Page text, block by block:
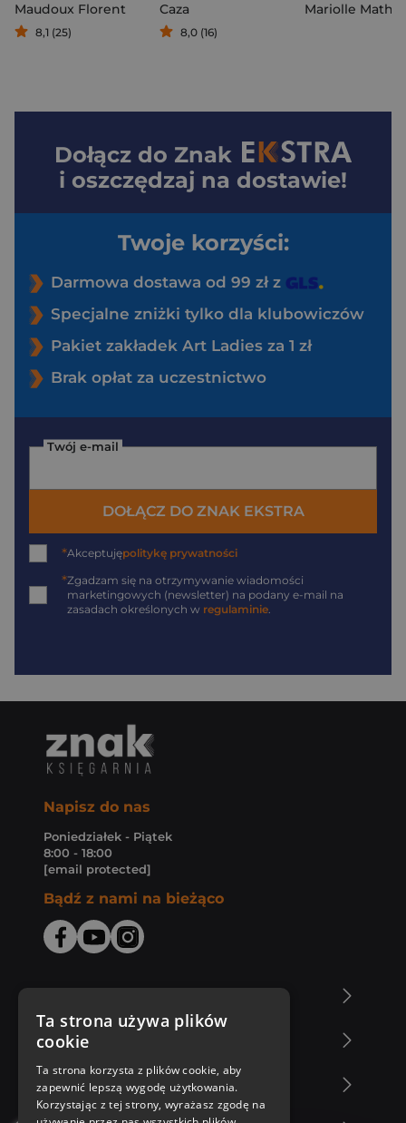
Maudoux Florent
8,1 (25)
Caza
8,0 (16)
Mariolle
Dołącz do Znak
i oszczędzaj na dostawie!
Twoje korzyści:
Darmowa dostawa od 99 zł z
Specjalne zniżki tylko dla klubowiczów
Pakiet zakładek Art Ladies za 1 zł
Brak opłat za uczestnictwo
Twój e-mail
DOŁĄCZ DO ZNAK EKSTRA
*Akceptujępolitykę prywatności
*Zgadzam się na otrzymywanie wiadomości
marketingowych (newsletter) na podany e-mail na
zasadach określonych w regulaminie.
Napisz do nas
Poniedziałek - Piątek
8:00 - 18:00
[email protected]
Bądź z nami na bieżąco
Zakupy u nas
Nasza oferta
Ta strona używa plików
cookie
Ta strona korzysta z plików cookie, aby
zapewnić lepszą wygodę użytkowania.
Korzystając z tej strony, wyrażasz zgodę na